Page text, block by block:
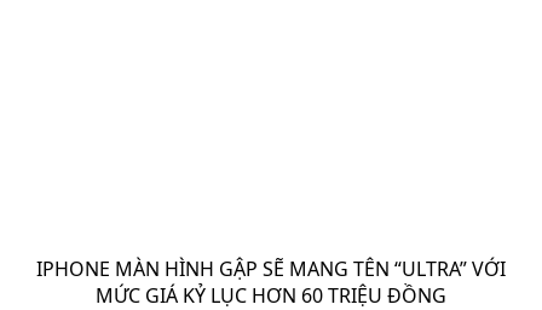
IPHONE MÀN HÌNH GẬP SẼ MANG TÊN “ULTRA” VỚI
MỨC GIÁ KỶ LỤC HƠN 60 TRIỆU ĐỒNG